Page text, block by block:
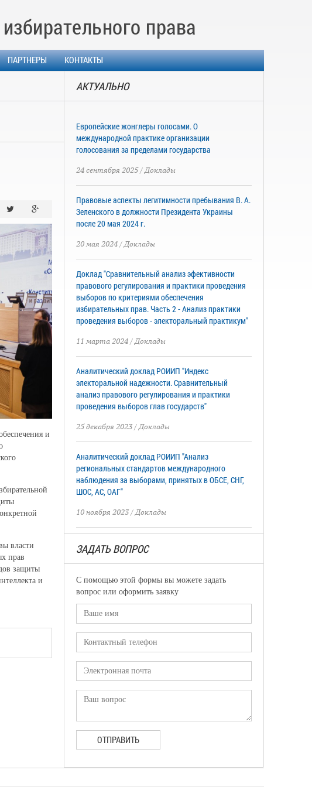
права
ПАРТНЕРЫ КОНТАКТЫ
и
власти
прав
защиты
и
АКТУАЛЬНО
Европейские жонглеры голосами. О
международной практике организации
голосования за пределами государства
24 сентября 2025/Доклады
Правовые аспекты легитимности пребывания В. А.
Зеленского в должности Президента Украины
после 20 мая 2024 г.
20 мая 2024 /Доклады
Доклад "Сравнительный анализ эфективности
правового регулирования и практики проведения
выборов по критериями обеспечения
избирательных прав. Часть 2 - Анализ практики
проведения выборов - электоральный практикум"
11 марта 2024 /Доклады
Аналитический доклад РОИИП "Индекс
электоральной надежности. Сравнительный
анализ правового регулирования и практики
проведения выборов глав государств"
25 декабря 2023 /Доклады
Аналитический доклад РОИИП "Анализ
региональных стандартов международного
наблюдения за выборами, принятых в ОБСЕ, СНГ,
ШОС, АС, ОАГ"
10 ноября 2023 /Доклады
ЗАДАТЬ ВОПРОС
С помощью этой формы вы можете задать
вопрос или оформить заявку
ОТПРАВИТЬ